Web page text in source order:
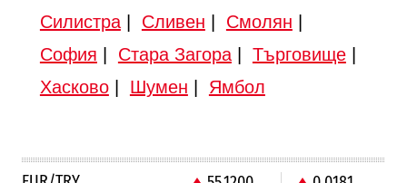
Силистра| Сливен Смолян
София
Стара Загора| Търговище|
Хасково| Шумен Ямбол